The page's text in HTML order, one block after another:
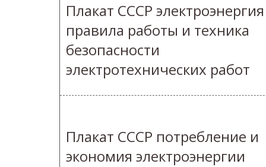
Плакат СССР электроэнергия
правила работы и техника
безопасности
электротехнических работ
Плакат СССР потребление и
экономия электроэнергии